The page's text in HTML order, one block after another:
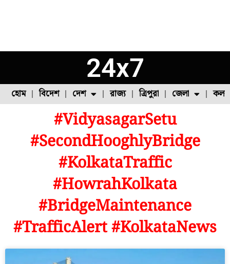
24x7
হোম বিদেশ দেশ
ফুল চাষ ফল চাষ মাছ চাষ
রাজ্য ত্রিপুরা জেলা
#VidyasagarSetu
#SecondHooghlyBridge
#KolkataTraffic
#HowrahKolkata
#BridgeMaintenance
#TrafficAlert #KolkataNews